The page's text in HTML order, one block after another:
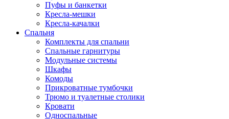
Пуфы и банкетки
Кресла-мешки
Кресла-качалки
Спальня
Комплекты для спальни
Спальные гарнитуры
Модульные системы
Шкафы
Комоды
Прикроватные тумбочки
Трюмо и туалетные столики
Кровати
Односпальные